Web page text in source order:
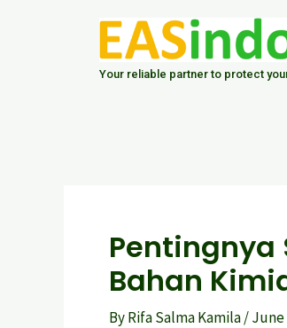
Your reliable partner to protect
Pentingnya
Bahan
ByRifa Salma Kamila/June
navigation